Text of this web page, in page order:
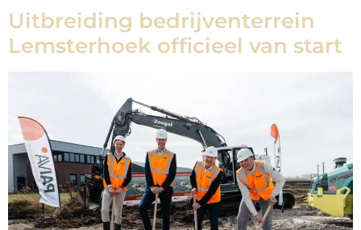
Uitbreiding bedrijventerrein
Lemsterhoek officieel van start